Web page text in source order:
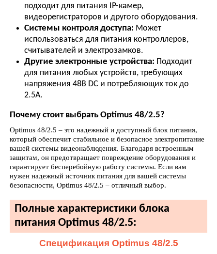
подходит для питания IP-камер,
видеорегистраторов и другого оборудования.
Системы контроля доступа: Может
использоваться для питания контроллеров,
считывателей и электрозамков.
Другие электронные устройства: Подходит
для питания любых устройств, требующих
напряжения 48В DC и потребляющих ток до
2.5А.
Почему стоит выбрать Optimus 48/2.5?
Optimus 48/2.5 – это надежный и доступный блок питания,
который обеспечит стабильное и безопасное электропитание
вашей системы видеонаблюдения. Благодаря встроенным
защитам, он предотвращает повреждение оборудования и
гарантирует бесперебойную работу системы. Если вам
нужен надежный источник питания для вашей системы
безопасности, Optimus 48/2.5 – отличный выбор.
Полные характеристики блока
питания Optimus 48/2.5:
Спецификация Optimus 48/2.5